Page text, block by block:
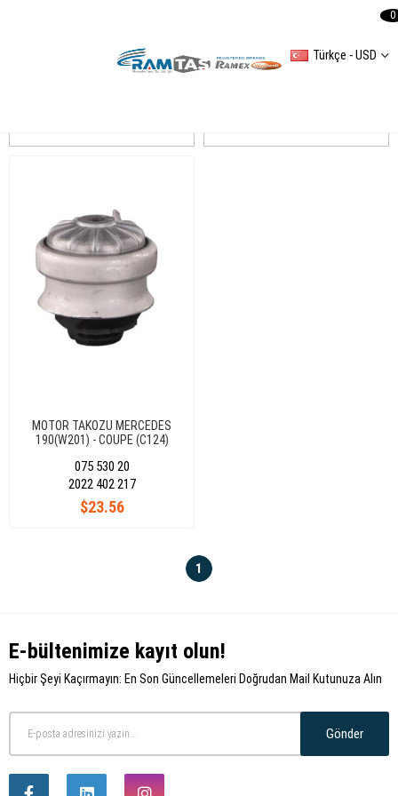
Türkçe - USD
0
MOTOR TAKOZU MERCEDES
190(W201) - COUPE (C124)
075 530 20
$23.56
2022 402 217
1
E-bültenimize kayıt olun!
Hiçbir Şeyi Kaçırmayın: En Son Güncellemeleri Doğrudan Mail Kutunuza Alın
Gönder